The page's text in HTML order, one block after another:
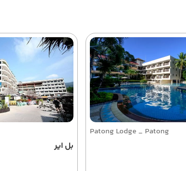
Patong Lodge _ Patong
بل ایر